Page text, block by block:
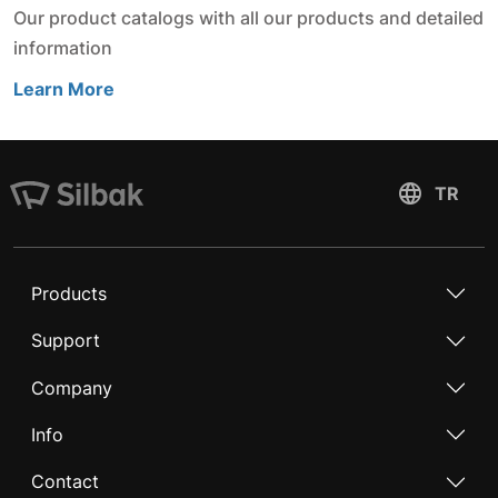
Our product catalogs with all our products and detailed
information
Learn More
Products
Support
Company
Info
Contact